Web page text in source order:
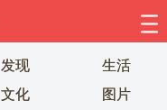
发现
生活
文化 图片